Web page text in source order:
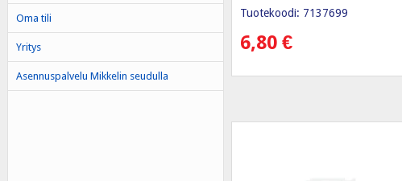
Tuotekoodi: 7137699
6,80 €
Oma tili
Yritys
Asennuspalvelu Mikkelin seudulla